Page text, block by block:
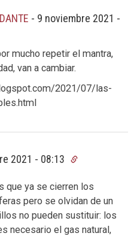
- 9 noviembre 2021 -
mucho repetir el mantra,
van a cambiar.
2021/07/las-
2021 - 08:13
que ya se cierren los
pero se olvidan de un
no pueden sustituir: los
necesario el gas natural,